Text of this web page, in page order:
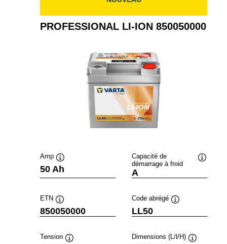
PROFESSIONAL LI-ION 850050000
Amp
Infobulle
50 Ah
Capacité de
démarrage à froid
A
ETN
Infobulle
850050000
Code abrégé
LL50
Tension
Dimensions (L/l/H)